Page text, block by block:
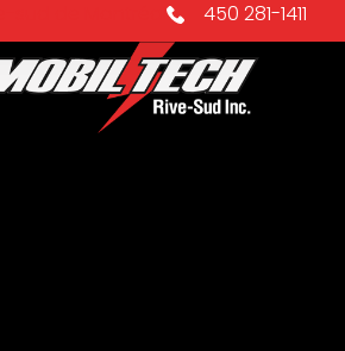
450 281-1411